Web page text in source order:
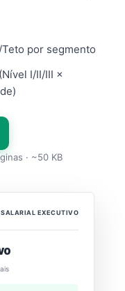
por segmento
I/II/III ×
· ~50 KB
SALARIAL EXECUTIVO